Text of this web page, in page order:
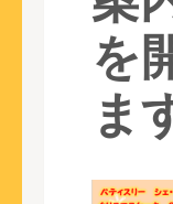
を
ま